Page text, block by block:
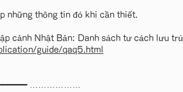
những thông tin đó khi cần thiết.
cảnh Nhật Bản: Danh sách tư cách lưu trú
guide/qaq5.html
………………